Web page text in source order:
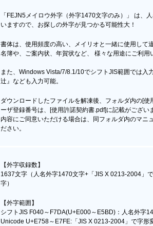
「FEJN5メイロウ外字（外字1470文字のみ）」 は、
いますので、お探しの外字が見つかる可能性大！
書体は、使用頻度の高い、メイリオと一緒に使用して
名簿や、ご案内状、年賀状など、 様々な用途にご利用
また、Windows Vista/7/8.1/10でシフトJIS範囲では入
辻』なども入力可能。
ダウンロードしたファイルを解凍後、フォルダ内の[使
ーザ登録番号は、[使用許諾契約書.pdf]に記載がござい
内容にご同意いただける場合は、同フォルダ内のマニ
ださい。
【外字収録数】
1637文字（人名外字1470文字+「JIS X 0213-2004」
字）
【外字範囲】
シフトJIS F040～F7DA(U+E000～E5BD)：人名外字
Unicode U+E758～E7FE:「JIS X 0213-2004」で字形